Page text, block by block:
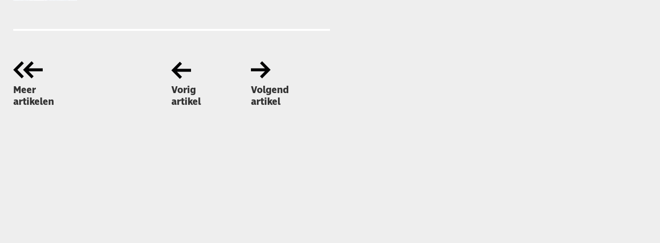
Meer
artikelen
Vorig
artikel
Volgend
artikel